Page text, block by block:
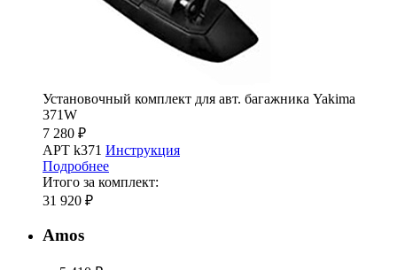
Установочный комплект для авт. багажника Yakima
371W
7 280 ₽
АРТ k371 Инструкция
Подробнее
Итого за комплект:
31 920 ₽
Amos